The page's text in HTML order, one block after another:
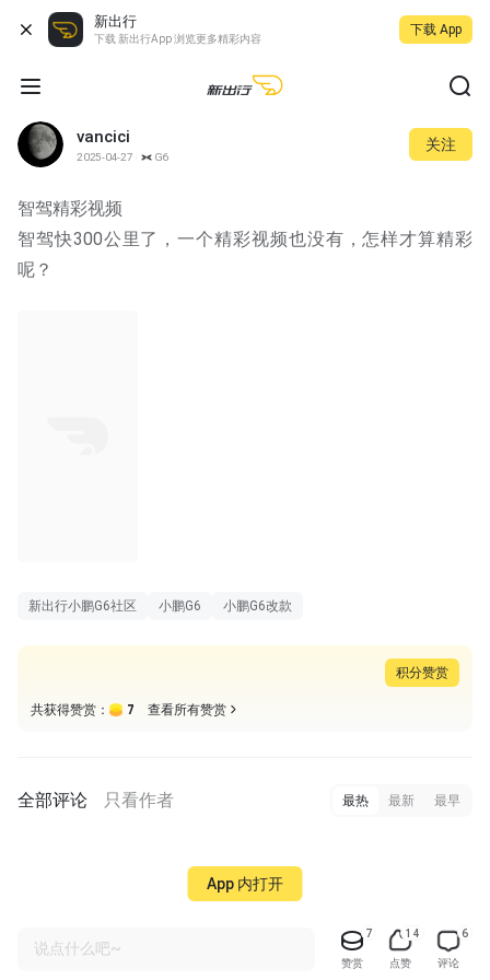
新出行
下载 新出行App 浏览更多精彩内容
下载 App
vancici
2025-04-27 G6
关注
智驾精彩视频
智驾快300公里了，一个精彩视频也没有，怎样才算精彩
呢？
新出行小鹏G6社区 小鹏G6 小鹏G6改款
积分赞赏
共获得赞赏： 7 查看所有赞赏
全部评论 只看作者 最热 最新 最早
说点什么吧~
7
赞赏
14
点赞
6
评论
App 内打开